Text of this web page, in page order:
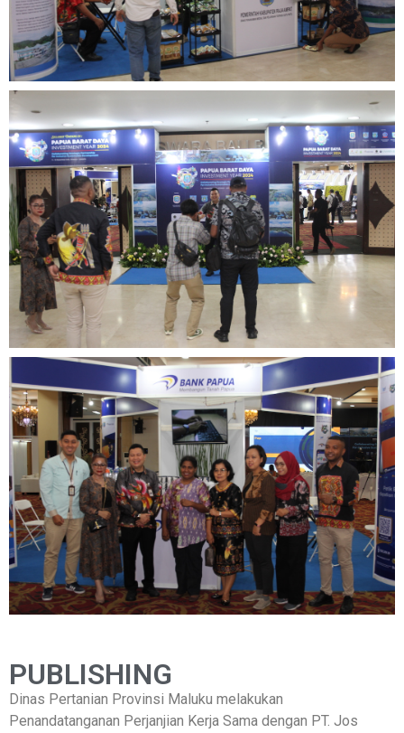
PUBLISHING
Dinas Pertanian Provinsi Maluku melakukan
Penandatanganan Perjanjian Kerja Sama dengan PT. Jos